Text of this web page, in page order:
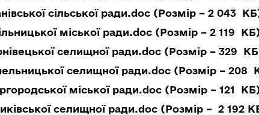
сільської ради.doc (Розмір – 2 043
міської ради.doc (Розмір – 2 119
селищної ради.doc (Розмір – 329
селищної ради.doc (Розмір – 208
міської ради.doc (Розмір – 121
селищної ради.doc (Розмір – 2 192